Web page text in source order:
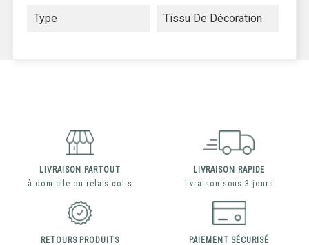
Type Tissu De Décoration
LIVRAISON PARTOUT
à domicile ou relais colis
LIVRAISON RAPIDE
livraison sous 3 jours
RETOURS PRODUITS
PAIEMENT SÉCURISÉ